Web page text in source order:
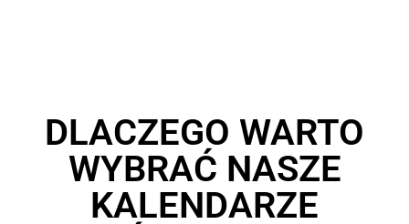
DLACZEGO WARTO
WYBRAĆ NASZE
KALENDARZE